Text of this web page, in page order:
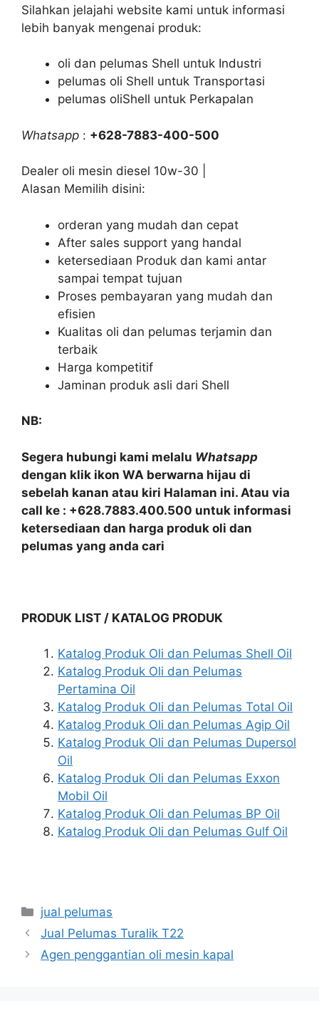
Silahkan jelajahi website kami untuk informasi
lebih banyak mengenai produk:
oli dan pelumas Shell untuk Industri
pelumas oli Shell untuk Transportasi
pelumas oliShell untuk Perkapalan
Whatsapp : +628-7883-400-500
Dealer oli mesin diesel 10w-30 |
Alasan Memilih disini:
orderan yang mudah dan cepat
After sales support yang handal
ketersediaan Produk dan kami antar
sampai tempat tujuan
Proses pembayaran yang mudah dan
efisien
Kualitas oli dan pelumas terjamin dan
terbaik
Harga kompetitif
Jaminan produk asli dari Shell
NB:
Segera hubungi kami melalu Whatsapp
dengan klik ikon WA berwarna hijau di
sebelah kanan atau kiri Halaman ini. Atau via
call ke : +628.7883.400.500 untuk informasi
ketersediaan dan harga produk oli dan
pelumas yang anda cari
PRODUK LIST / KATALOG PRODUK
Katalog Produk Oli dan Pelumas Shell Oil
Katalog Produk Oli dan Pelumas
Pertamina Oil
Katalog Produk Oli dan Pelumas Total Oil
Katalog Produk Oli dan Pelumas Agip Oil
Katalog Produk Oli dan Pelumas Dupersol
Oil
Katalog Produk Oli dan Pelumas Exxon
Mobil Oil
Katalog Produk Oli dan Pelumas BP Oil
Katalog Produk Oli dan Pelumas Gulf Oil
jual pelumas
Jual Pelumas Turalik T22
Agen penggantian oli mesin kapal